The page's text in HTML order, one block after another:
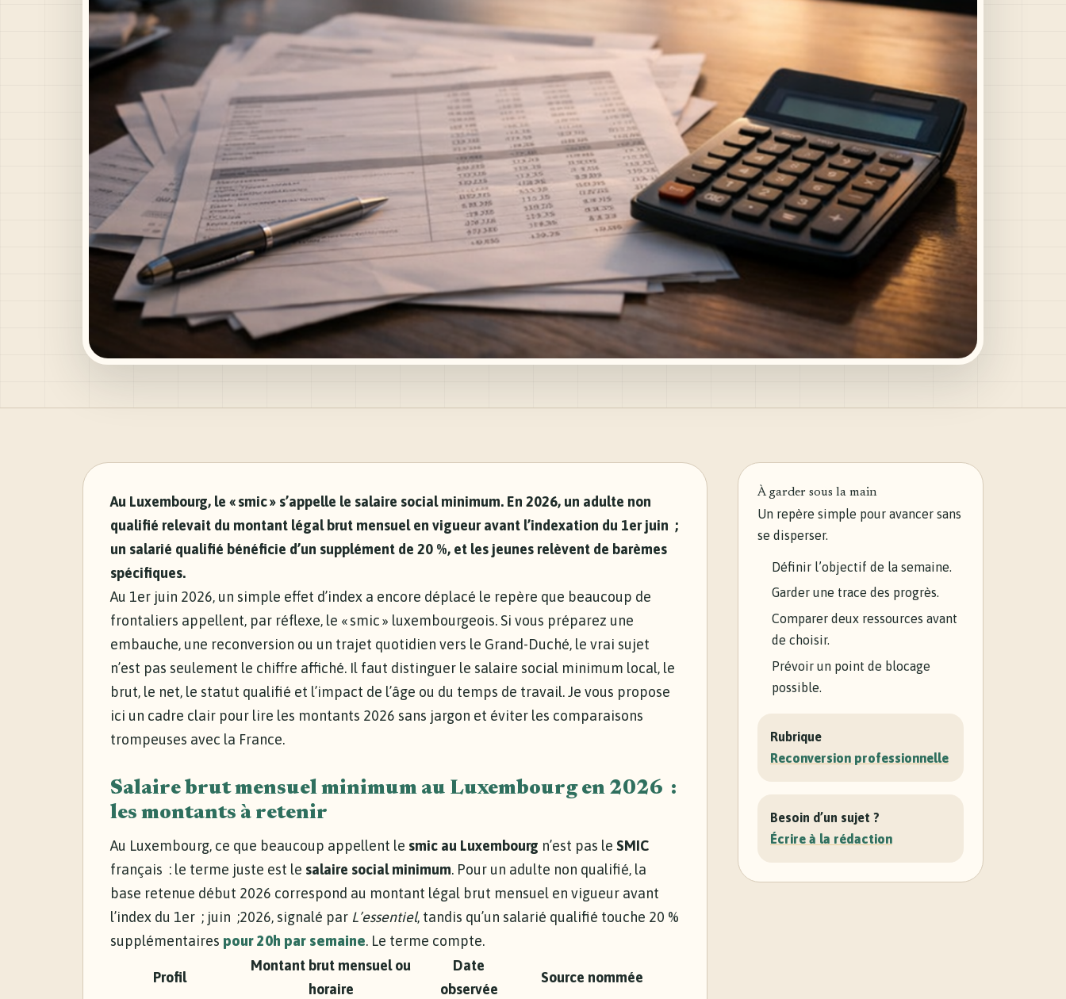
Au Luxembourg, le « smic » s’appelle le salaire social minimum. En 2026, un adulte non
qualifié relevait du montant légal brut mensuel en vigueur avant l’indexation du 1er juin ;
un salarié qualifié bénéficie d’un supplément de 20 %, et les jeunes relèvent de barèmes
spécifiques.
Au 1er juin 2026, un simple effet d’index a encore déplacé le repère que beaucoup de
frontaliers appellent, par réflexe, le « smic » luxembourgeois. Si vous préparez une
embauche, une reconversion ou un trajet quotidien vers le Grand-Duché, le vrai sujet
n’est pas seulement le chiffre affiché. Il faut distinguer le salaire social minimum local, le
brut, le net, le statut qualifié et l’impact de l’âge ou du temps de travail. Je vous propose
ici un cadre clair pour lire les montants 2026 sans jargon et éviter les comparaisons
trompeuses avec la France.
Salaire brut mensuel minimum au Luxembourg en 2026 :
les montants à retenir
Au Luxembourg, ce que beaucoup appellent le smic au Luxembourg n’est pas le SMIC
français : le terme juste est le salaire social minimum. Pour un adulte non qualifié, la
base retenue début 2026 correspond au montant légal brut mensuel en vigueur avant
l’index du 1er ; juin ;2026, signalé par L’essentiel, tandis qu’un salarié qualifié touche 20 %
supplémentaires pour 20h par semaine. Le terme compte.
Profil
Montant brut mensuel ou
horaire
Date
observée
Source nommée
À garder sous la main
Un repère simple pour avancer sans
se disperser.
Définir l’objectif de la semaine.
Garder une trace des progrès.
Comparer deux ressources avant
de choisir.
Prévoir un point de blocage
possible.
Rubrique
Reconversion professionnelle
Besoin d’un sujet ?
Écrire à la rédaction